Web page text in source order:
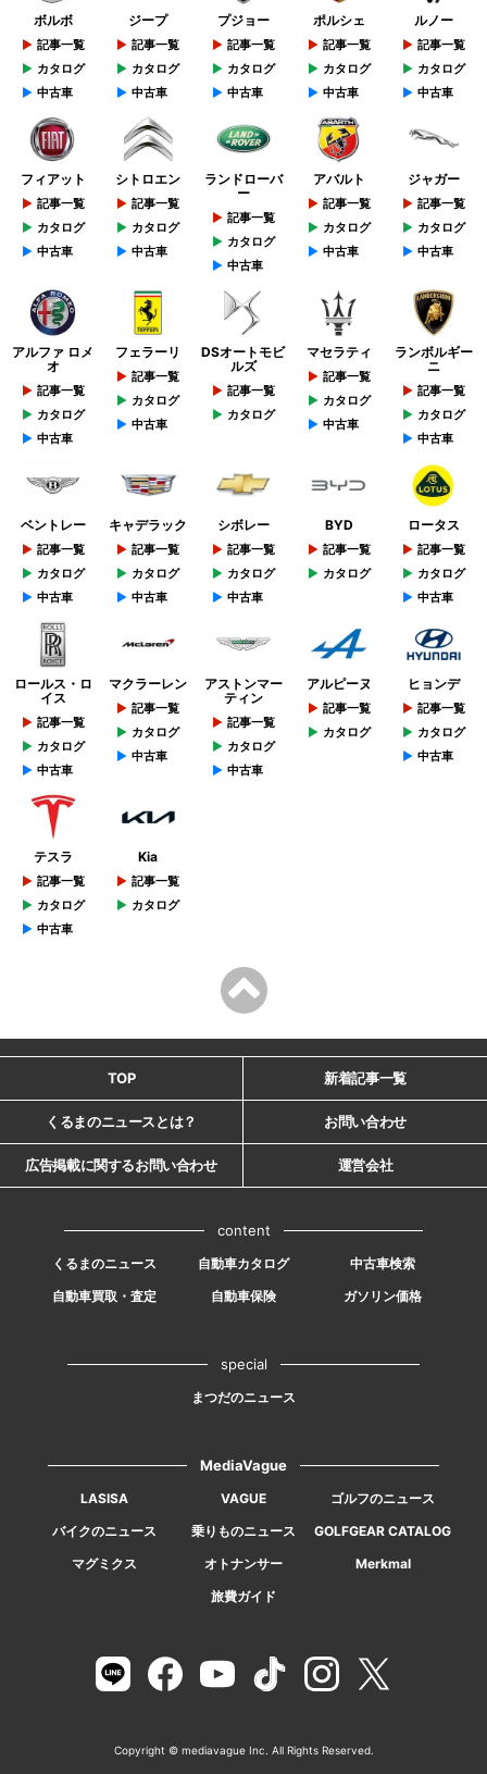
ボルボ
記事一覧
カタログ
中古車
ジープ
記事一覧
カタログ
中古車
プジョー
記事一覧
カタログ
中古車
ポルシェ
記事一覧
カタログ
中古車
ルノー
記事一覧
カタログ
中古車
フィアット
記事一覧
カタログ
中古車
シトロエン
記事一覧
カタログ
中古車
ランドローバ
ー
記事一覧
カタログ
中古車
アバルト
記事一覧
カタログ
中古車
ジャガー
記事一覧
カタログ
中古車
アルファ ロメ
オ
記事一覧
カタログ
中古車
フェラーリ
記事一覧
カタログ
中古車
DSオートモビ
ルズ
記事一覧
カタログ
マセラティ
記事一覧
カタログ
中古車
ランボルギー
ニ
記事一覧
カタログ
中古車
ベントレー
記事一覧
カタログ
中古車
キャデラック
記事一覧
カタログ
中古車
シボレー
記事一覧
カタログ
中古車
BYD
記事一覧
カタログ
ロータス
記事一覧
カタログ
中古車
ロールス・ロ
イス
記事一覧
カタログ
中古車
マクラーレン
記事一覧
カタログ
中古車
アストンマー
ティン
記事一覧
カタログ
中古車
アルピーヌ
記事一覧
カタログ
ヒョンデ
記事一覧
カタログ
中古車
テスラ
記事一覧
カタログ
中古車
Kia
記事一覧
カタログ
TOP 新着記事一覧
くるまのニュースとは？ お問い合わせ
広告掲載に関するお問い合わせ 運営会社
content
くるまのニュース 自動車カタログ
中古車検索
自動車買取・査定
自動車保険 ガソリン価格
special
まつだのニュース
MediaVague
LASISA VAGUE
ゴルフのニュース
バイクのニュース
乗りものニュース
GOLFGEAR CATALOG
マグミクス
オトナンサー
Merkmal
旅費ガイド
Copyright © mediavague Inc. All Rights Reserved.